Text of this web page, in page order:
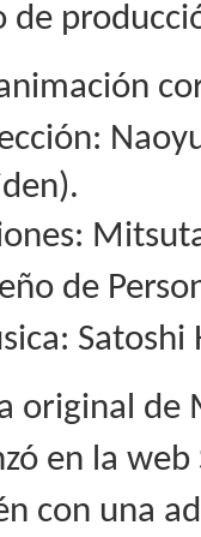
de
de
Satoshi
original de
en la
con una